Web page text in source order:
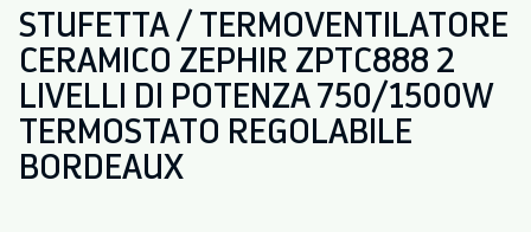
STUFETTA / TERMOVENTILATORE
CERAMICO ZEPHIR ZPTC888 2
LIVELLI DI POTENZA 750/1500W
TERMOSTATO REGOLABILE
BORDEAUX